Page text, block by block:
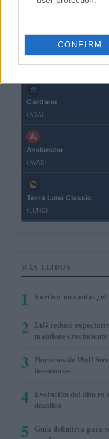
CONFIRM
Solana
(SOL)
Cardano
(ADA)
Avalanche
(AVAX)
Terra Luna Classic
(LUNC)
MÁS LEÍDOS
1 Euríbor en caída: ¿el
2 IAG reduce
mantiene
3 Horarios de Wall
inversores
4 Evolución del dinero
desafíos
5 Guía definitiva para